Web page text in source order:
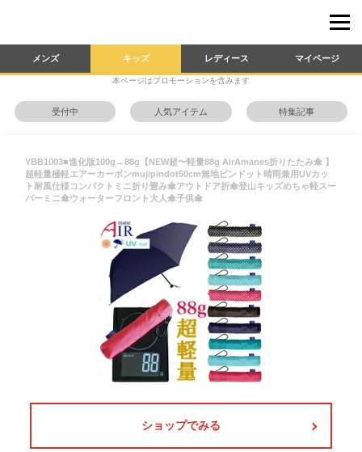
メンズ キッズ レディース マイページ
本ページはプロモーションを含みます
受付中 人気アイテム 特集記事
YBB1003■進化版100g→88g【NEW超〜軽量88g AirAmanes折りたたみ傘 】
超軽量極軽エアーカーボンmujipindot50cm無地ピンドット晴雨兼用UVカッ
ト耐風仕様コンパクトミニ折り畳み傘アウトドア折傘登山キッズめちゃ軽スー
パーミニ傘ウォーターフロント大人傘子供傘
ショップでみる